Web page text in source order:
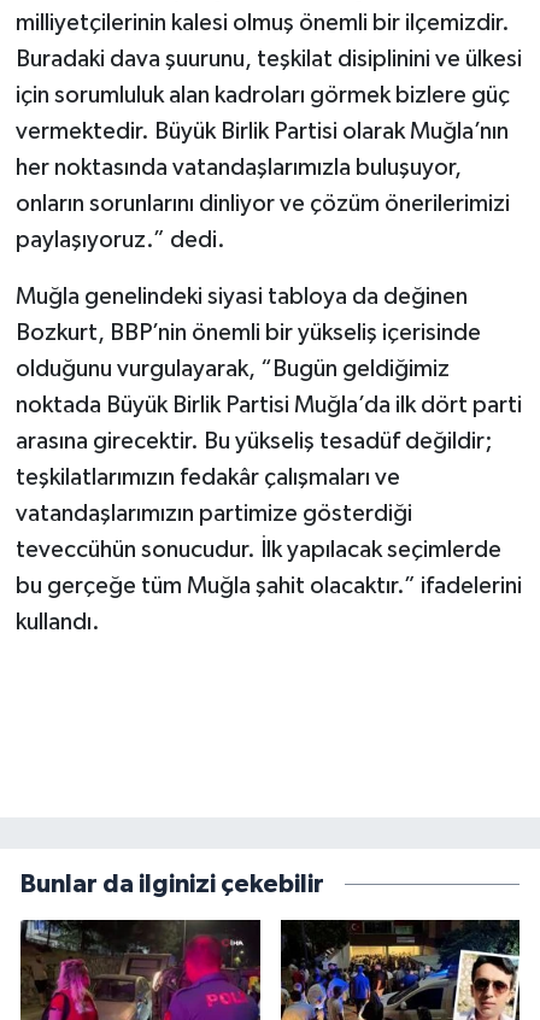
milliyetçilerinin kalesi olmuş önemli bir ilçemizdir.
Buradaki dava şuurunu, teşkilat disiplinini ve ülkesi
için sorumluluk alan kadroları görmek bizlere güç
vermektedir. Büyük Birlik Partisi olarak Muğla’nın
her noktasında vatandaşlarımızla buluşuyor,
onların sorunlarını dinliyor ve çözüm önerilerimizi
paylaşıyoruz.” dedi.
Muğla genelindeki siyasi tabloya da değinen
Bozkurt, BBP’nin önemli bir yükseliş içerisinde
olduğunu vurgulayarak, “Bugün geldiğimiz
noktada Büyük Birlik Partisi Muğla’da ilk dört parti
arasına girecektir. Bu yükseliş tesadüf değildir;
teşkilatlarımızın fedakâr çalışmaları ve
vatandaşlarımızın partimize gösterdiği
teveccühün sonucudur. İlk yapılacak seçimlerde
bu gerçeğe tüm Muğla şahit olacaktır.” ifadelerini
kullandı.
Bunlar da ilginizi çekebilir